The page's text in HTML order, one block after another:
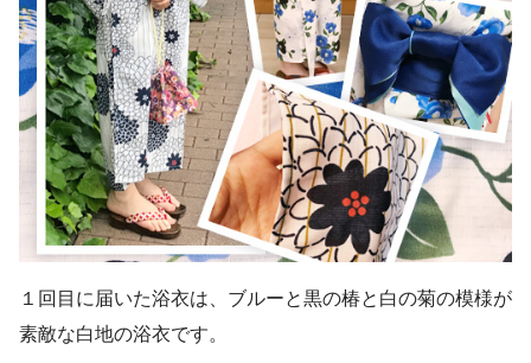
１回目に届いた浴衣は、ブルーと黒の椿と白の菊の模様が
素敵な白地の浴衣です。